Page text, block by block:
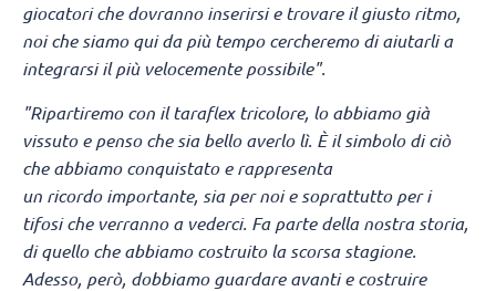
giocatori che dovranno inserirsi e trovare il giusto ritmo,
noi che siamo qui da più tempo cercheremo di aiutarli a
integrarsi il più velocemente possibile".
"Ripartiremo con il taraflex tricolore, lo abbiamo già
vissuto e penso che sia bello averlo lì. È il simbolo di ciò
che abbiamo conquistato e rappresenta
un ricordo importante, sia per noi e soprattutto per i
tifosi che verranno a vederci. Fa parte della nostra storia,
di quello che abbiamo costruito la scorsa stagione.
Adesso, però, dobbiamo guardare avanti e costruire